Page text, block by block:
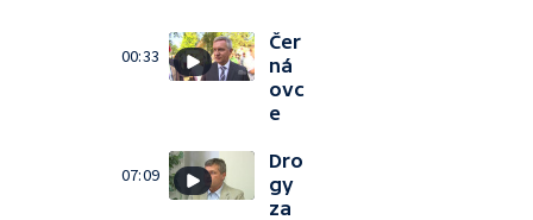
00:33
Čer
ná
ovc
e
07:09
Dro
gy
za